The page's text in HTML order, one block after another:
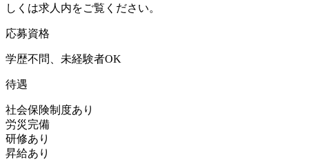
しくは求人内をご覧ください。
応募資格
学歴不問、未経験者OK
待遇
社会保険制度あり
労災完備
研修あり
昇給あり